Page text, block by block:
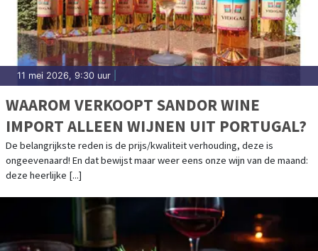
11 mei 2026, 9:30 uur
WAAROM VERKOOPT SANDOR WINE
IMPORT ALLEEN WIJNEN UIT PORTUGAL?
De belangrijkste reden is de prijs/kwaliteit verhouding, deze is
ongeevenaard! En dat bewijst maar weer eens onze wijn van de maand:
deze heerlijke [...]